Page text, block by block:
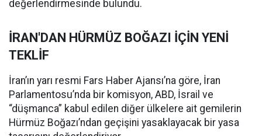
değerlendirmesinde bulundu.
İRAN'DAN HÜRMÜZ BOĞAZI İÇİN YENİ
TEKLİF
İran’ın yarı resmi Fars Haber Ajansı’na göre, İran
Parlamentosu’nda bir komisyon, ABD, İsrail ve
“düşmanca” kabul edilen diğer ülkelere ait gemilerin
Hürmüz Boğazı’ndan geçişini yasaklayacak bir yasa